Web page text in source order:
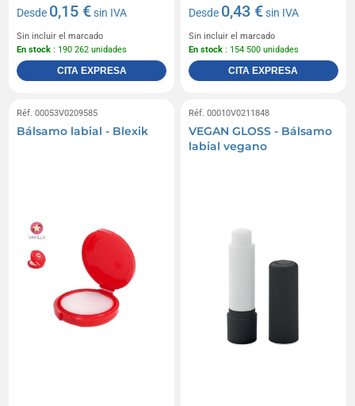
Desde 0,15 €sin IVA
Sin incluir el marcado
En stock : 190 262 unidades
CITA EXPRESA
Desde 0,43 €sin IVA
Sin incluir el marcado
En stock : 154 500 unidades
CITA EXPRESA
Réf. 00053V0209585
Bálsamo labial - Blexik
Réf. 00010V0211848
VEGAN GLOSS - Bálsamo
labial vegano